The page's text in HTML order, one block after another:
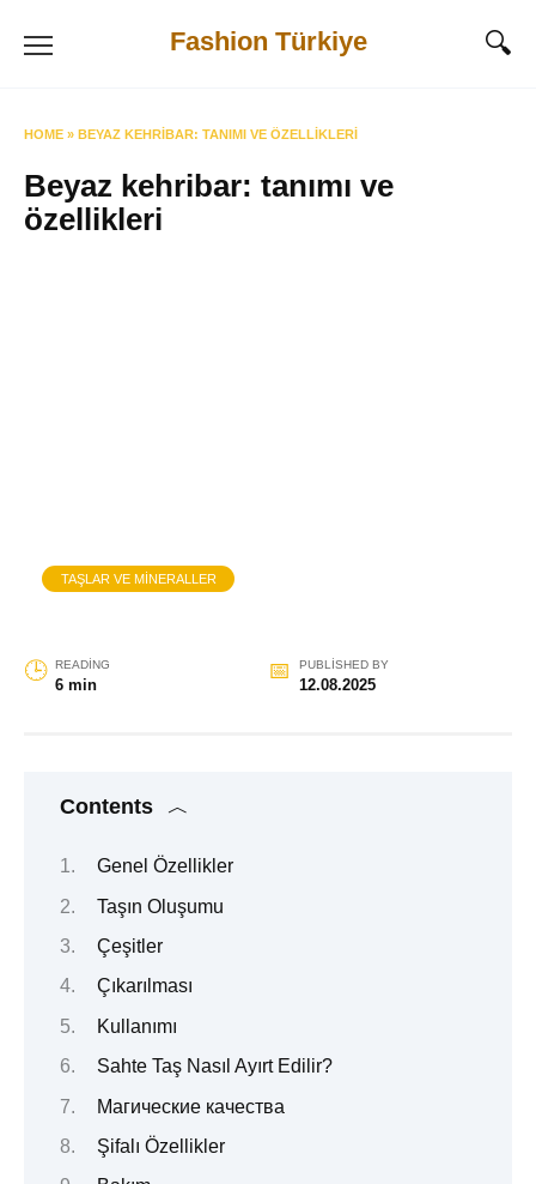
Fashion Türkiye
HOME » BEYAZ KEHRIBAR: TANIMI VE ÖZELLIKLERI
Beyaz kehribar: tanımı ve
özellikleri
TAŞLAR VE MINERALLER
READING
6 min
PUBLISHED BY
12.08.2025
Contents
Genel Özellikler
Taşın Oluşumu
Çeşitler
Çıkarılması
Kullanımı
Sahte Taş Nasıl Ayırt Edilir?
Магические качества
Şifalı Özellikler